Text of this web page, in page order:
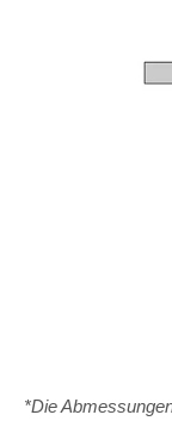
*Die